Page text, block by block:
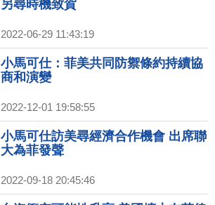
另尋時機致賀
2022-06-29 11:43:19
小馬可仕：菲美共同防禦條約持續協
商和演變
2022-12-01 19:58:55
小馬可仕訪美尋經濟合作機會 出席聯
大為菲發聲
2022-09-18 20:45:46